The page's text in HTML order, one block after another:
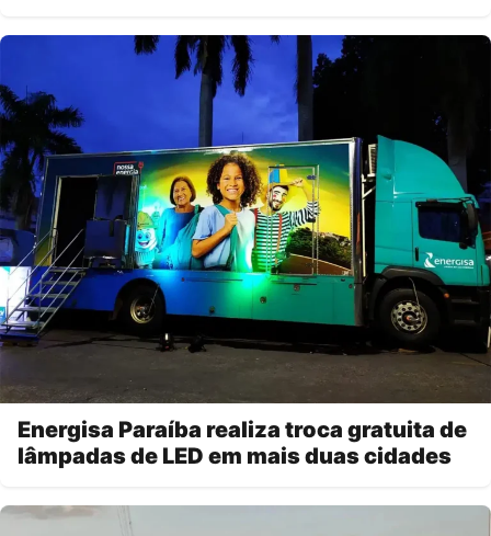
Energisa Paraíba realiza troca gratuita de
lâmpadas de LED em mais duas cidades